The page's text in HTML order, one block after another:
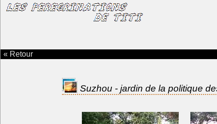
« Retour
Suzhou - jardin de la politique